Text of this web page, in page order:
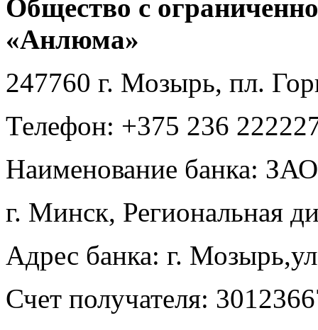
Общество с
«Анлюма»
247760 г. Мозырь, пл.
Телефон: +375 236
Наименование банка:
г. Минск, Региональная
Адрес банка: г.
Счет получателя: